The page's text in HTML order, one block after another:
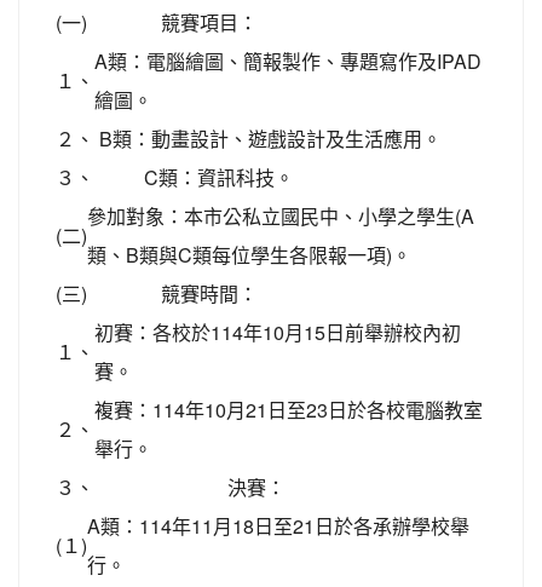
(一)
競賽項目：
１、
A類：電腦繪圖、簡報製作、專題寫作及IPAD
繪圖。
２、 B類：動畫設計、遊戲設計及生活應用。
３、
C類：資訊科技。
(二)
參加對象：本市公私立國民中、小學之學生(A
類、B類與C類每位學生各限報一項)。
(三)
競賽時間：
１、
初賽：各校於114年10月15日前舉辦校內初
賽。
２、
複賽：114年10月21日至23日於各校電腦教室
舉行。
３、
決賽：
(１)
A類：114年11月18日至21日於各承辦學校舉
行。